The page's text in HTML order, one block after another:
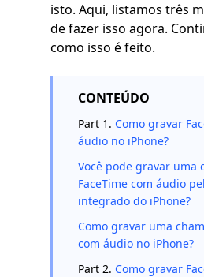
isto. Aqui, listamos três
de fazer isso agora.
como isso é feito.
CONTEÚDO
Part 1. Como gravar
áudio no iPhone?
Você pode gravar uma
FaceTime com áudio
integrado do iPhone?
Como gravar uma
com áudio no iPhone?
Part 2. Como gravar